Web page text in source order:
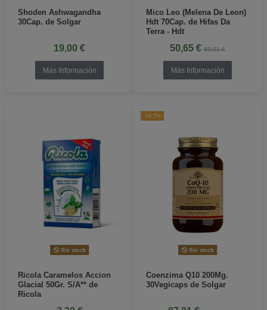
Shoden Ashwagandha
30Cap. de Solgar
19,00 €
Más Información
Mico Leo (Melena De Leon)
Hdt 70Cap. de Hifas Da
Terra - Hdt
50,65 € 60,01 €
Más Información
Sin stock
Ricola Caramelos Accion
Glacial 50Gr. S/A** de
Ricola
-16,5%
Sin stock
Coenzima Q10 200Mg.
30Vegicaps de Solgar